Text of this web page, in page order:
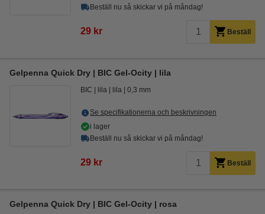
Beställ nu så skickar vi på måndag!
29 kr Beställ
Gelpenna Quick Dry | BIC Gel-Ocity | lila
BIC lila lila 0,3 mm
Se specifikationerna och beskrivningen
i lager
Beställ nu så skickar vi på måndag!
29 kr Beställ
Gelpenna Quick Dry | BIC Gel-Ocity | rosa